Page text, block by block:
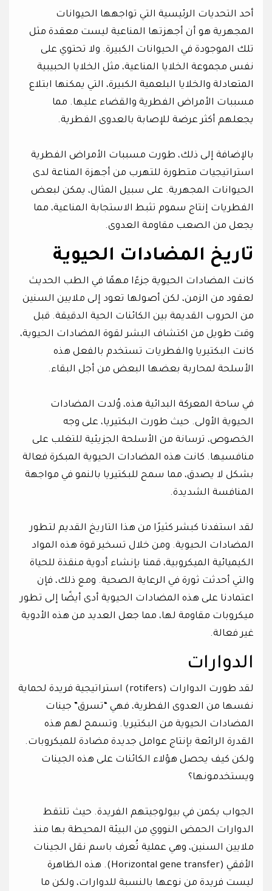
أحد التحديات الرئيسية التي تواجهها الحيوانات
المجهرية هو أن أجهزتها المناعية ليست معقدة مثل
تلك الموجودة في الحيوانات الكبيرة. ولا تحتوي على
نفس مجموعة الخلايا المناعية، مثل الخلايا الحبيبية
المتعادلة والخلايا البلعمية الكبيرة، التي يمكنها ابتلاع
مسببات الأمراض الفطرية والقضاء عليها. مما
يجعلهم أكثر عرضة للإصابة بالعدوى الفطرية.
بالإضافة إلى ذلك، طورت مسببات الأمراض الفطرية
استراتيجيات متطورة للتهرب من أجهزة المناعة لدى
الحيوانات المجهرية. على سبيل المثال، يمكن لبعض
الفطريات إنتاج سموم تثبط الاستجابة المناعية، مما
يجعل من الصعب مقاومة العدوى.
تاريخ المضادات الحيوية
كانت المضادات الحيوية جزءًا مهمًا في الطب الحديث
لعقود من الزمن، لكن أصولها تعود إلى ملايين السنين
من الحروب القديمة بين الكائنات الحية الدقيقة. قبل
وقت طويل من اكتشاف البشر لقوة المضادات الحيوية،
كانت البكتيريا والفطريات تستخدم بالفعل هذه
الأسلحة لمحاربة بعضها البعض من أجل البقاء.
في ساحة المعركة البدائية هذه، وُلدت المضادات
الحيوية الأولى. حيث طورت البكتيريا، على وجه
الخصوص، ترسانة من الأسلحة الجزيئية للتغلب على
منافسيها. كانت هذه المضادات الحيوية المبكرة فعالة
بشكل لا يصدق، مما سمح للبكتيريا بالنمو في مواجهة
المنافسة الشديدة.
لقد استفدنا كبشر كثيرًا من هذا التاريخ القديم لتطور
المضادات الحيوية. ومن خلال تسخير قوة هذه المواد
الكيميائية الميكروبية، قمنا بإنشاء أدوية منقذة للحياة
والتي أحدثت ثورة في الرعاية الصحية. ومع ذلك، فإن
اعتمادنا على هذه المضادات الحيوية أدى أيضًا إلى تطور
ميكروبات مقاومة لها، مما جعل العديد من هذه الأدوية
غير فعالة.
الدوارات
لقد طورت الدوارات (rotifers) استراتيجية فريدة لحماية
نفسها من العدوى الفطرية، فهي “تسرق” جينات
المضادات الحيوية من البكتيريا. وتسمح لهم هذه
القدرة الرائعة بإنتاج عوامل جديدة مضادة للميكروبات.
ولكن كيف يحصل هؤلاء الكائنات على هذه الجينات
ويستخدمونها؟
الجواب يكمن في بيولوجيتهم الفريدة. حيث تلتقط
الدوارات الحمض النووي من البيئة المحيطة بها منذ
ملايين السنين، وهي عملية تُعرف باسم نقل الجينات
الأفقي (Horizontal gene transfer). هذه الظاهرة
ليست فريدة من نوعها بالنسبة للدوارات، ولكن ما